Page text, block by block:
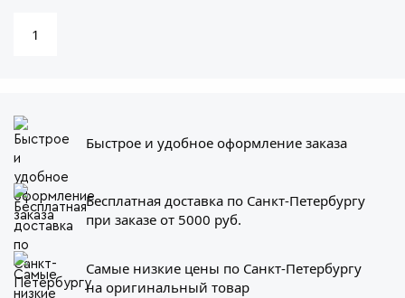
1
Быстрое и удобное оформление заказа
Бесплатная доставка по Санкт-Петербургу
при заказе от 5000 руб.
Самые низкие цены по Санкт-Петербургу
на оригинальный товар